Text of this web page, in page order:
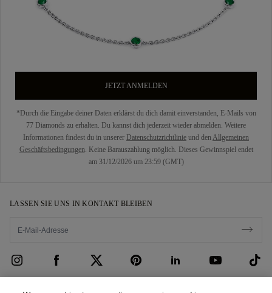
JETZT ANMELDEN
*Durch die Eingabe deiner Daten erklärst du dich damit einverstanden, E-Mails von
77 Diamonds zu erhalten. Du kannst dich jederzeit wieder abmelden. Weitere
Informationen findest du in unserer Datenschutzrichtlinie und denAllgemeinen
Geschäftsbedingungen. Keine Barauszahlung möglich. Dieses Gewinnspiel endet
am 31/12/2026 um 23:59 (GMT)
LASSEN SIE UNS IN KONTAKT BLEIBEN